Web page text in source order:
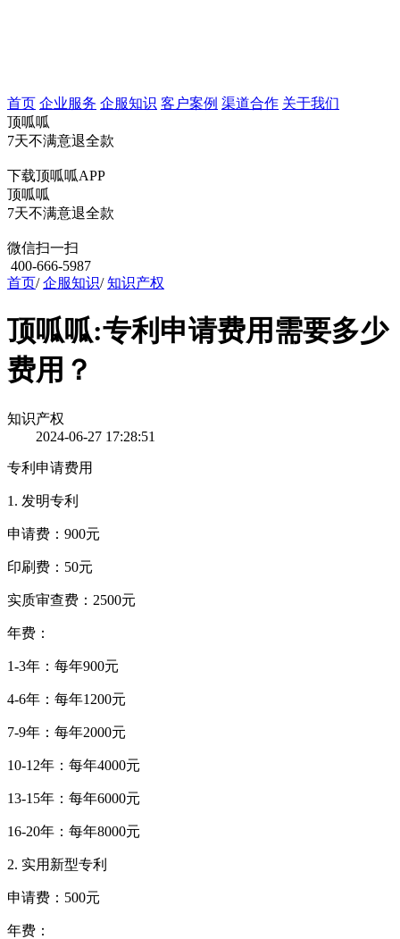
首页 企业服务 企服知识 客户案例 渠道合作 关于我们
顶呱呱
7天不满意退全款
下载顶呱呱APP
顶呱呱
7天不满意退全款
微信扫一扫
400-666-5987
首页/企服知识/知识产权
顶呱呱:专利申请费用需要多少
费用？
知识产权
2024-06-27 17:28:51
专利申请费用
1. 发明专利
申请费：900元
印刷费：50元
实质审查费：2500元
年费：
1-3年：每年900元
4-6年：每年1200元
7-9年：每年2000元
10-12年：每年4000元
13-15年：每年6000元
16-20年：每年8000元
2. 实用新型专利
申请费：500元
年费：